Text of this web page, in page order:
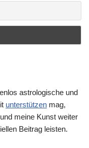
astrologische und
unterstützen mag,
meine Kunst weiter
Beitrag leisten.